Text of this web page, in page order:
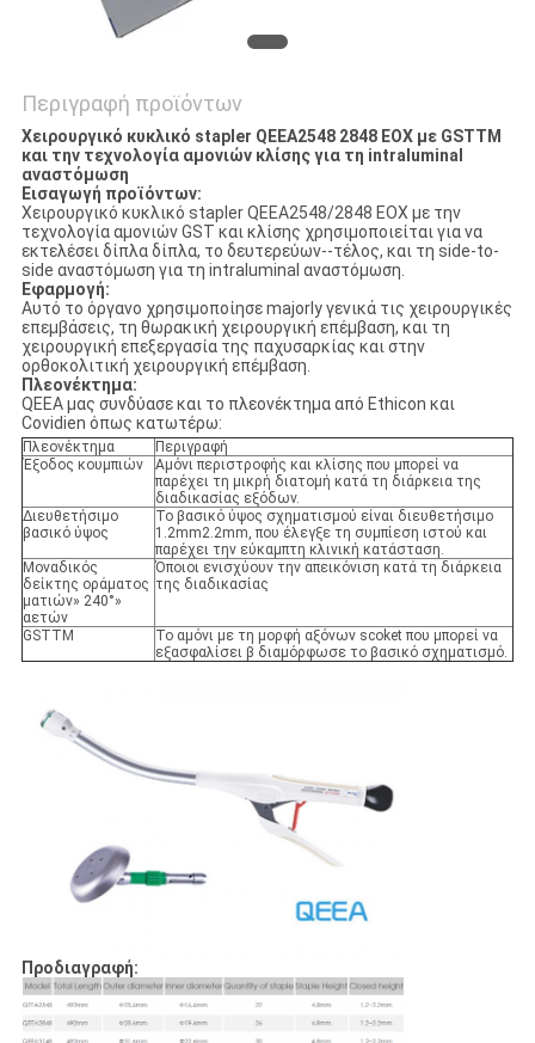
Περιγραφή προϊόντων
Χειρουργικό κυκλικό stapler QEEA2548 2848 ΕΟΧ με GSTTM
και την τεχνολογία αμονιών κλίσης για τη intraluminal
αναστόμωση
Εισαγωγή προϊόντων:
Χειρουργικό κυκλικό stapler QEEA2548/2848 ΕΟΧ με την
τεχνολογία αμονιών GST και κλίσης χρησιμοποιείται για να
εκτελέσει δίπλα δίπλα, το δευτερεύων--τέλος, και τη side-to-
side αναστόμωση για τη intraluminal αναστόμωση.
Εφαρμογή:
Αυτό το όργανο χρησιμοποίησε majorly γενικά τις χειρουργικές
επεμβάσεις, τη θωρακική χειρουργική επέμβαση, και τη
χειρουργική επεξεργασία της παχυσαρκίας και στην
ορθοκολιτική χειρουργική επέμβαση.
Πλεονέκτημα:
QEEA μας συνδύασε και το πλεονέκτημα από Ethicon και
Covidien όπως κατωτέρω:
Πλεονέκτημα
Περιγραφή
Έξοδος κουμπιών
Αμόνι περιστροφής και κλίσης που μπορεί να
παρέχει τη μικρή διατομή κατά τη διάρκεια της
διαδικασίας εξόδων.
Διευθετήσιμο
βασικό ύψος
Το βασικό ύψος σχηματισμού είναι διευθετήσιμο
1.2mm2.2mm, που έλεγξε τη συμπίεση ιστού και
παρέχει την εύκαμπτη κλινική κατάσταση.
Μοναδικός
δείκτης οράματος
ματιών» 240°»
αετών
Όποιοι ενισχύουν την απεικόνιση κατά τη διάρκεια
της διαδικασίας
GSTTM
Το αμόνι με τη μορφή αξόνων scoket που μπορεί να
εξασφαλίσει β διαμόρφωσε το βασικό σχηματισμό.
Προδιαγραφή: